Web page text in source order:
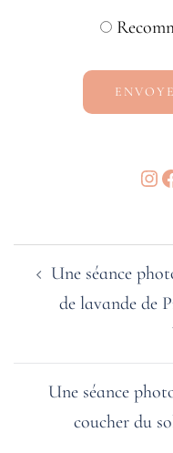
d’article
Une séance
de lavande de
Une séance
coucher du